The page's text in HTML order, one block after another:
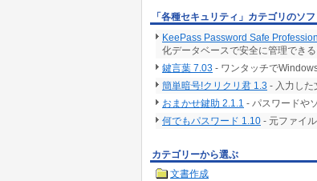
「各種セキュリティ」カテゴリのソ
KeePass Password Safe
化データベースで安全に管理できる
鍵言葉 7.03 - ワンタッチで
簡単暗号!クリクリ君 1.3 - 入力した
おまかせ鍵助 2.1.1 - パスワードや
何でもパスワード 1.10 - 元ファイ
カテゴリーから選ぶ
文書作成